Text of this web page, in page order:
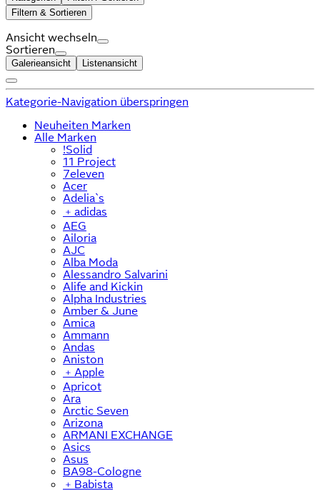
Filtern & Sortieren
Ansicht wechseln
Sortieren
Galerieansicht Listenansicht
Kategorie-Navigation überspringen
Neuheiten Marken
Alle Marken
!Solid
11 Project
7eleven
Acer
Adelia`s
﹢ adidas
AEG
Ailoria
AJC
Alba Moda
Alessandro Salvarini
Alife and Kickin
Alpha Industries
Amber & June
Amica
Ammann
Andas
Aniston
﹢ Apple
Apricot
Ara
Arctic Seven
Arizona
ARMANI EXCHANGE
Asics
Asus
BA98-Cologne
﹢ Babista